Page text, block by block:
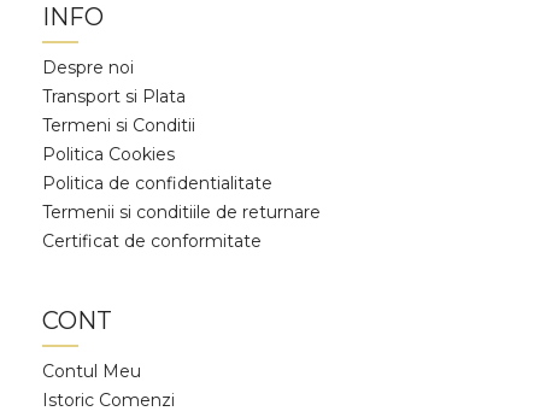
INFO
Despre noi
Transport si Plata
Termeni si Conditii
Politica Cookies
Politica de confidentialitate
Termenii si conditiile de returnare
Certificat de conformitate
CONT
Contul Meu
Istoric Comenzi